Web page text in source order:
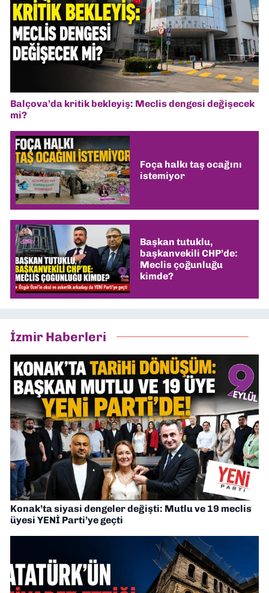
Balçova’da kritik bekleyiş: Meclis dengesi değişecek
mi?
Foça halkı taş ocağını
istemiyor
Başkan tutuklu,
başkanvekili CHP’de:
Meclis çoğunluğu
kimde?
İzmir Haberleri
Konak’ta siyasi dengeler değişti: Mutlu ve 19 meclis
üyesi YENİ Parti’ye geçti